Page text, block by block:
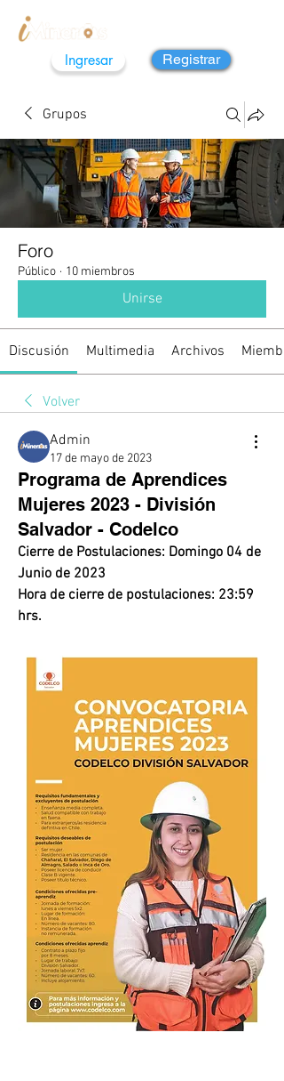
Ingresar Registrar
Grupos
Foro
Público · 10 miembros
Unirse
Discusión Multimedia Archivos
Volver
Admin
17 de mayo de 2023
Programa de Aprendices
Mujeres 2023 - División
Salvador - Codelco
Cierre de Postulaciones: Domingo 04 de
Junio de 2023
Hora de cierre de postulaciones: 23:59
hrs.